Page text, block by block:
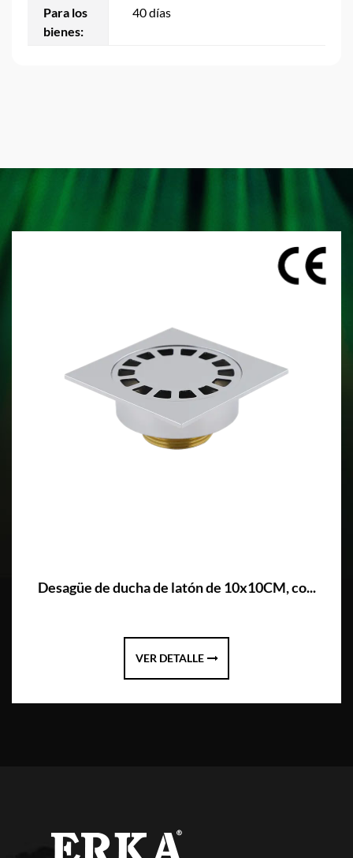
Para los
bienes:
40 días
Desagüe de ducha de latón de 10x10CM, co...
VER DETALLE